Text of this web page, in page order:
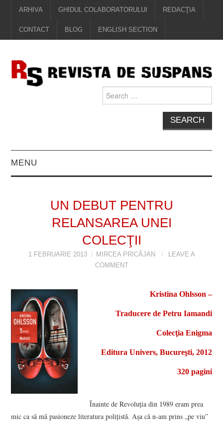
ARHIVA GHIDUL COLABORATORULUI REDACŢIA
CONTACT BLOG ENGLISH SECTION
for:
MENU
VIZIUNI ȘI SPECTRE
CARTE & FILM
SUSPANS
NUMĂRUL 48 /
MARTIE 2018
APRILIE 2018
UN DEBUT PENTRU
RELANSAREA UNEI
COLECŢII
1 FEBRUARIE 2013 MIRCEA PRICĂJAN
LEAVE A
COMMENT
Kristina Ohlsson –
Traducere de Petru Iamandi
Colecţia Enigma
Editura Univers, Bucureşti, 2012
320 pagini
Înainte de Revoluţia din 1989 eram prea
mic ca să mă pasioneze literatura poliţistă. Aşa că n-am prins „pe viu”